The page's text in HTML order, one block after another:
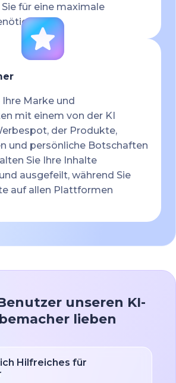
für eine maximale
Ihre Marke und
mit einem von der KI
der Produkte,
und persönliche Botschaften
Sie Ihre Inhalte
ausgefeilt, während Sie
auf allen Plattformen
unseren KI-
lieben
Hilfreiches für